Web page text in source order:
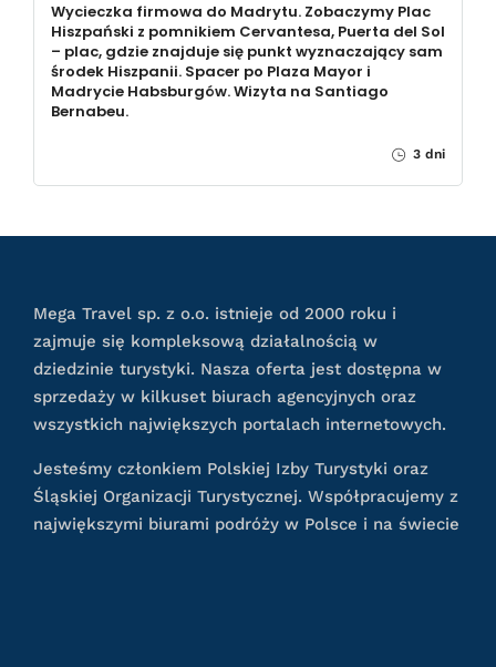
Wycieczka firmowa do Madrytu. Zobaczymy Plac
Hiszpański z pomnikiem Cervantesa, Puerta del Sol
– plac, gdzie znajduje się punkt wyznaczający sam
środek Hiszpanii. Spacer po Plaza Mayor i
Madrycie Habsburgów. Wizyta na Santiago
Bernabeu.
3 dni
Mega Travel sp. z o.o. istnieje od 2000 roku i
zajmuje się kompleksową działalnością w
dziedzinie turystyki. Nasza oferta jest dostępna w
sprzedaży w kilkuset biurach agencyjnych oraz
wszystkich największych portalach internetowych.
Jesteśmy członkiem Polskiej Izby Turystyki oraz
Śląskiej Organizacji Turystycznej. Współpracujemy z
największymi biurami podróży w Polsce i na świecie